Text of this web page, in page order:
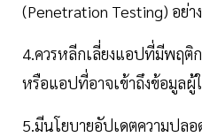
(Penetration Testing) อย่า
4.ควรหลีกเลี่ยงแอปที่มีพฤติ
หรือแอปที่อาจเข้าถึงข้อมูลผู้
5.มีนโยบายอัปเดตความปล